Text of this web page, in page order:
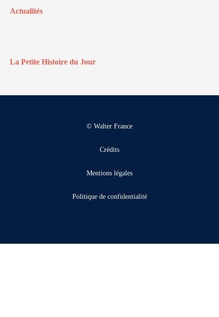
Actualités
La Petite Histoire du Jour
© Walter France
Crédits
Mentions légales
Politique de confidentialité